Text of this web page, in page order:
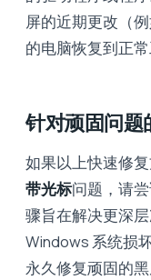
屏的近期更改（
的电脑恢复到正常
针对顽固问题
如果以上快速修
带光标问题，请
骤旨在解决更深
Windows 系统损
永久修复顽固的